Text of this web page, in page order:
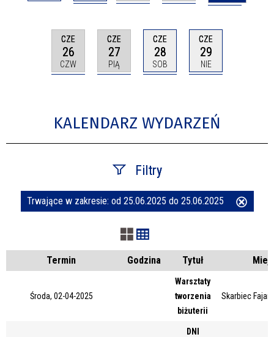
CZE
26
CZW
CZE
27
PIĄ
CZE
28
SOB
CZE
29
NIE
KALENDARZ WYDARZEŃ
Filtry
Szukana fraza
Kategoria
Trwające w zakresie
Trwające w zakresie: od 25.06.2025 do 25.06.2025
Termin Godzina Tytuł
Środa, 02-04-2025
Warsztaty
tworzenia
biżuterii
Skarbiec
DNI